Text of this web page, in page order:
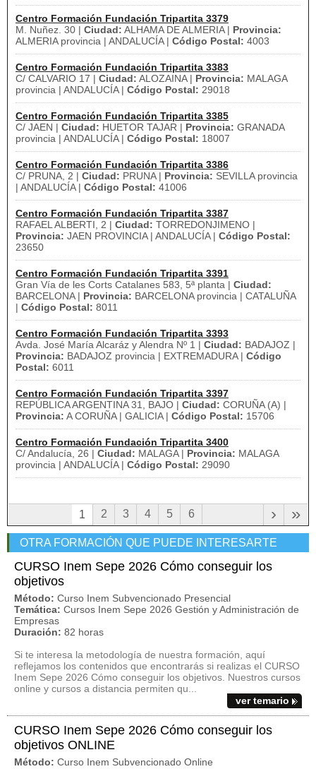
Centro Formación Fundación Tripartita 3379
M. Nuñez. 30 | Ciudad: ALHAMA DE ALMERIA | Provincia:
ALMERIA provincia | ANDALUCÍA | Código Postal: 4003
Centro Formación Fundación Tripartita 3383
C/ CALVARIO 17 | Ciudad: ALOZAINA | Provincia: MALAGA
provincia | ANDALUCÍA | Código Postal: 29018
Centro Formación Fundación Tripartita 3385
C/ JAEN | Ciudad: HUETOR TAJAR | Provincia: GRANADA
provincia | ANDALUCÍA | Código Postal: 18007
Centro Formación Fundación Tripartita 3386
C/ PRUNA, 2 | Ciudad: PRUNA | Provincia: SEVILLA provincia
| ANDALUCÍA | Código Postal: 41006
Centro Formación Fundación Tripartita 3387
RAFAEL ALBERTI, 2 | Ciudad: TORREDONJIMENO |
Provincia: JAEN PROVINCIA | ANDALUCÍA | Código Postal:
23650
Centro Formación Fundación Tripartita 3391
Gran Vía de les Corts Catalanes 583, 5ª planta | Ciudad:
BARCELONA | Provincia: BARCELONA provincia | CATALUÑA
| Código Postal: 8011
Centro Formación Fundación Tripartita 3393
Avda. José María Alcaráz y Alendra Nº 1 | Ciudad: BADAJOZ |
Provincia: BADAJOZ provincia | EXTREMADURA | Código
Postal: 6011
Centro Formación Fundación Tripartita 3397
REPÚBLICA ARGENTINA 31, BAJO | Ciudad: CORUÑA (A) |
Provincia: A CORUÑA | GALICIA | Código Postal: 15706
Centro Formación Fundación Tripartita 3400
C/ Andalucía, 26 | Ciudad: MALAGA | Provincia: MALAGA
provincia | ANDALUCÍA | Código Postal: 29090
1 2 3 4 5 6 »
›
OTRA FORMACIÓN QUE PUEDE INTERESARTE
CURSO Inem Sepe 2026 Cómo conseguir los
objetivos
Método: Curso Inem Subvencionado Presencial
Temática: Cursos Inem Sepe 2026 Gestión y Administración de
Empresas
Duración: 82 horas
Si te interesa la metodología de nuestra formación, aquí
reflejamos los contenidos que encontrarás si realizas el CURSO
Inem Sepe 2026 Cómo conseguir los objetivos. Nuestros cursos
online y cursos a distancia permiten qu...
ver temario
CURSO Inem Sepe 2026 Cómo conseguir los
objetivos ONLINE
Método: Curso Inem Subvencionado Online